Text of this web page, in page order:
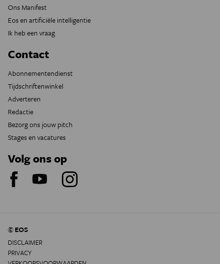
Ons Manifest
Eos en artificiële intelligentie
Ik heb een vraag
Contact
Abonnementendienst
Tijdschriftenwinkel
Adverteren
Redactie
Bezorg ons jouw pitch
Stages en vacatures
Volg ons op
© EOS
DISCLAIMER
PRIVACY